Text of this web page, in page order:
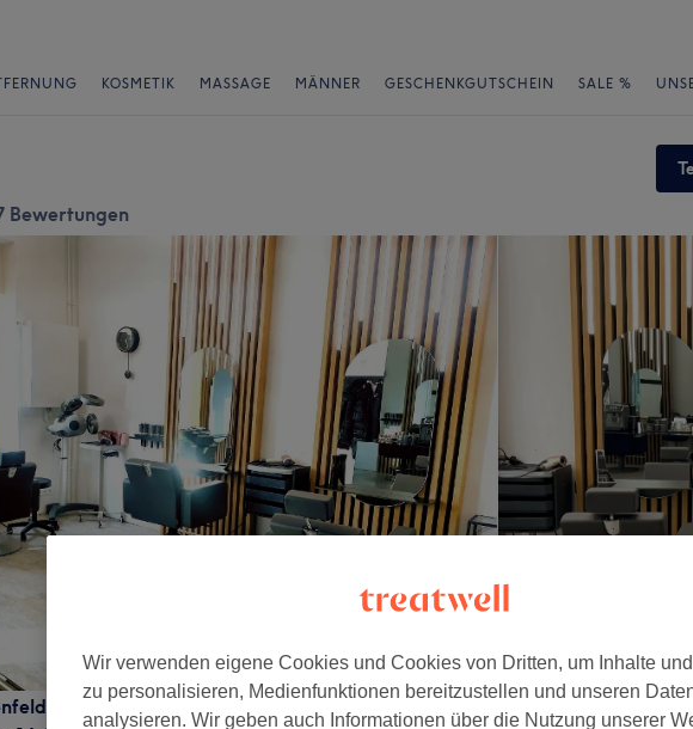
KOSMETIK MASSAGE MÄNNER GESCHENKGUTSCHEIN SALE %
Bewertungen
Hamburg, 22087
Wir verwenden eigene Cookies und Cookies von Dritten, um Inhalte
zu personalisieren, Medienfunktionen bereitzustellen und unseren
analysieren. Wir geben auch Informationen über die Nutzung unserer